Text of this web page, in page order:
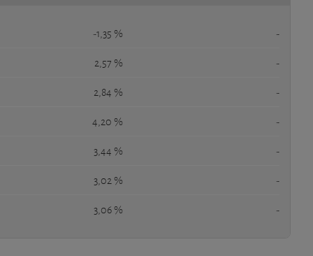
-1,35 % -
2,57 % -
2,84 % -
4,20 % -
3,44 % -
3,02 % -
3,06 % -